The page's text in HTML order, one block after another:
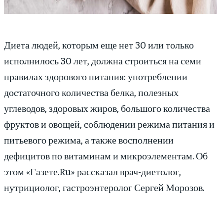
Диета людей, которым еще нет 30 или только
исполнилось 30 лет, должна строиться на семи
правилах здорового питания: употреблении
достаточного количества белка, полезных
углеводов, здоровых жиров, большого количества
фруктов и овощей, соблюдении режима питания и
питьевого режима, а также восполнении
дефицитов по витаминам и микроэлементам. Об
этом «Газете.Ru» рассказал врач-диетолог,
нутрициолог, гастроэнтеролог Сергей Морозов.